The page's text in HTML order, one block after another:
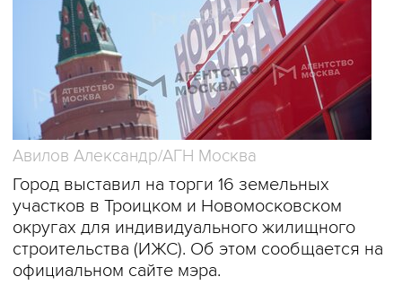
Авилов Александр/АГН Москва
Город выставил на торги 16 земельных
участков в Троицком и Новомосковском
округах для индивидуального жилищного
строительства (ИЖС). Об этом сообщается на
официальном сайте мэра.